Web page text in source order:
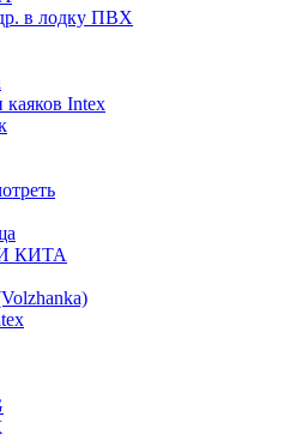
в лодку ПВХ
каяков Intex
КИТА